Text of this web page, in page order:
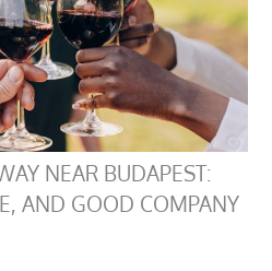
NEAR BUDAPEST:
AND GOOD COMPANY